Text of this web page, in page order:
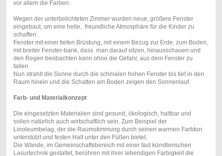
vor allem die Farben.
Wegen der unterbelichteten Zimmer wurden neue, größere Fenster
eingebaut, um eine helle, freundliche Atmosphäre für die Kinder zu
schaffen.
Fenster mit einer tiefen Brüstung, mit einem Bezug zur Erde, zum Boden,
mit breiter Fenster-bank, dass man darauf sitzen, hinausschauen und
den Regen beobachten kann ohne die Gefahr, aus dem Fenster zu
fallen.
Nun strahlt die Sonne durch die schmalen hohen Fenster bis tief in den
Raum hinein und die Schatten am Boden zeigen den Sonnenlauf.
Farb- und Materialkonzept
Die eingesetzten Materialien sind gesund, ökologisch, haltbar und
sollen natürlich auch wirtschaftlich sein. Zum Beispiel der
Linoleumbelag, der die Raumstimmung durch seinen warmen Farbton
unterstützt und festen Halt unter den Füßen bietet.
Die Wände, im Gemeinschaftsbereich mit einer fast künstlerischen
Lasurtechnik gestaltet, berühren mit ihrer lebendigen Farbigkeit die